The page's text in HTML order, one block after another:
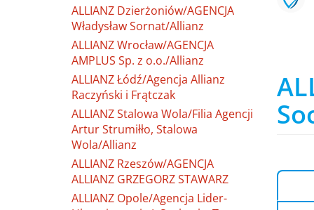
ALLIANZ Dzierżoniów/AGENCJA
Władysław Sornat/Allianz
ALLIANZ Wrocław/AGENCJA
AMPLUS Sp. z o.o./Allianz
ALLIANZ Łódź/Agencja Allianz
Raczyński i Frątczak
ALLIANZ Stalowa Wola/Filia Agencji
Artur Strumiłło, Stalowa
Wola/Allianz
ALLIANZ Rzeszów/AGENCJA
ALLIANZ GRZEGORZ STAWARZ
ALLIANZ Opole/Agencja Lider-